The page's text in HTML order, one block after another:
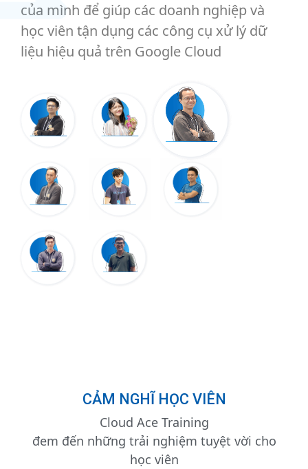
của mình để giúp các doanh nghiệp và
học viên tận dụng các công cụ xử lý dữ
liệu hiệu quả trên Google Cloud
CẢM NGHĨ HỌC VIÊN
Cloud Ace Training
đem đến những trải nghiệm tuyệt vời cho
học viên